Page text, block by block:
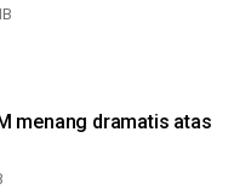
menang dramatis atas